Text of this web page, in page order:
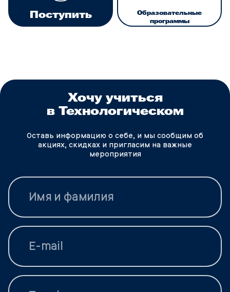
Поступить
Образовательные
программы
Хочу учиться
в Технологическом
Оставь информацию о себе, и мы сообщим об
акциях, скидках и пригласим на важные
мероприятия